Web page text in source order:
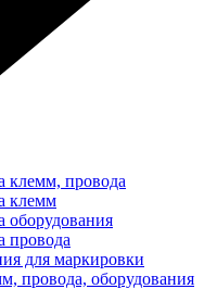
клемм, провода
клемм
оборудования
провода
для маркировки
провода, оборудования